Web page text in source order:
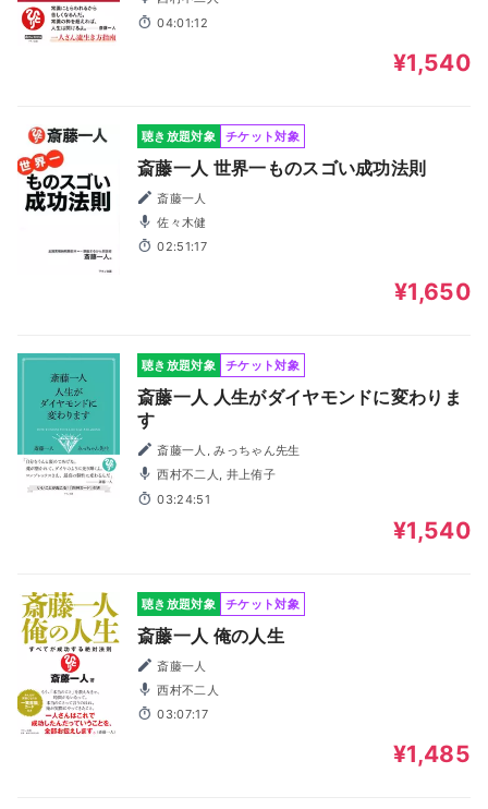
04:01:12
¥1,540
聴き放題対象 チケット対象
斎藤一人 世界一ものスゴい成功法則
斎藤一人
佐々木健
02:51:17
¥1,650
聴き放題対象 チケット対象
斎藤一人 人生がダイヤモンドに変わりま
す
斎藤一人, みっちゃん先生
西村不二人, 井上侑子
03:24:51
¥1,540
聴き放題対象 チケット対象
斎藤一人 俺の人生
斎藤一人
西村不二人
03:07:17
¥1,485